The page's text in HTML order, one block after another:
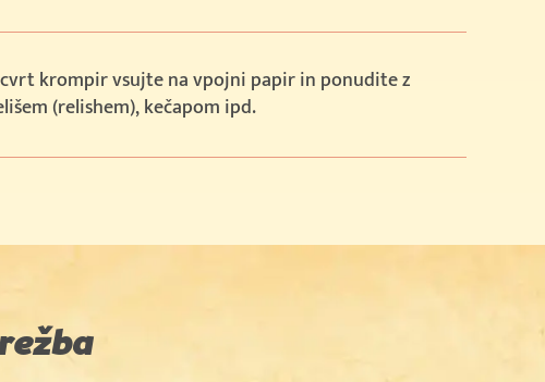
krompir vsujte na vpojni papir in ponudite z
(relishem), kečapom ipd.